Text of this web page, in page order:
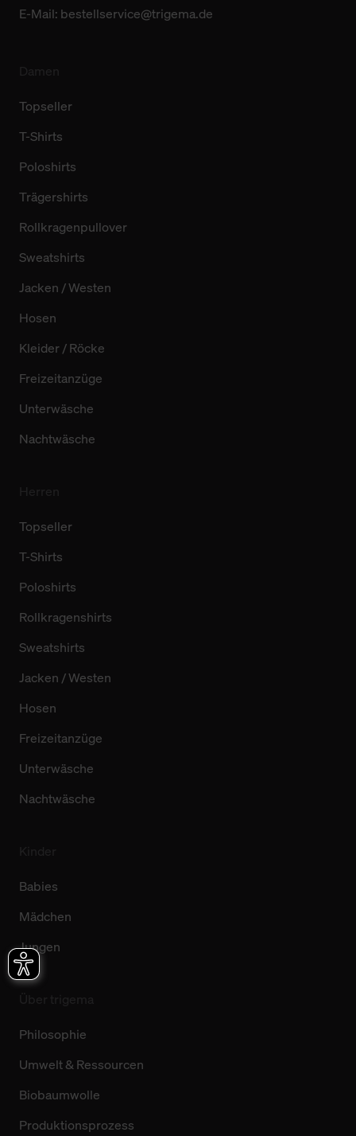
E-Mail: bestellservice@trigema.de
Topseller
T-Shirts
Poloshirts
Trägershirts
Rollkragenpullover
Sweatshirts
Jacken / Westen
Hosen
Kleider / Röcke
Freizeitanzüge
Unterwäsche
Nachtwäsche
Topseller
T-Shirts
Poloshirts
Rollkragenshirts
Sweatshirts
Jacken / Westen
Hosen
Freizeitanzüge
Unterwäsche
Nachtwäsche
Babies
Mädchen
Jungen
Philosophie
Umwelt & Ressourcen
Biobaumwolle
Produktionsprozess